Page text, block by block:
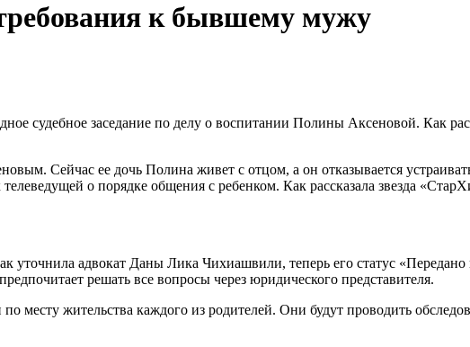
к бывшему мужу
судебное заседание по делу о воспитании Полины Аксеновой. Как
Сейчас ее дочь Полина живет с отцом, а он отказывается
о порядке общения с ребенком. Как рассказала звезда
уточнила адвокат Даны Лика Чихиашвили, теперь его статус
решать все вопросы через юридического представителя.
месту жительства каждого из родителей. Они будут проводить